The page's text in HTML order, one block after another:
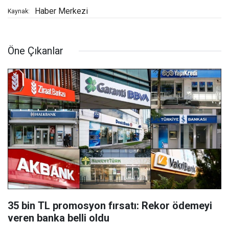
Kaynak: Haber Merkezi
Öne Çıkanlar
35 bin TL promosyon fırsatı: Rekor ödemeyi
veren banka belli oldu